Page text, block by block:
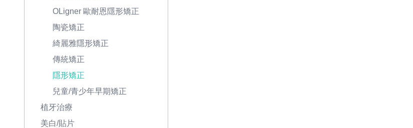
OLigner 歐耐恩隱形矯正
陶瓷矯正
綺麗雅隱形矯正
傳統矯正
隱形矯正
兒童/青少年早期矯正
植牙治療
美白/貼片